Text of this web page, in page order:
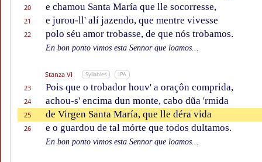
20 e chamou Santa María que lle socorresse,
21 e jurou-ll' alí jazendo, que mentre vivesse
22 polo séu amor trobasse, de que nós trobamos.
En bon ponto vimos esta Sennor que loamos...
Stanza VI Syllables IPA
23 Pois que o trobador houv' a oraçôn comprida,
24 achou-s' encima dun monte, cabo dũa 'rmida
25 de Virgen Santa María, que lle déra vida
26 e o guardou de tal mórte que todos dultamos.
En bon ponto vimos esta Sennor que loamos...